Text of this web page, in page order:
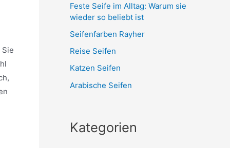
Feste Seife im Alltag: Warum sie
wieder so beliebt ist
Seifenfarben Rayher
Reise Seifen
Katzen Seifen
Arabische Seifen
Kategorien